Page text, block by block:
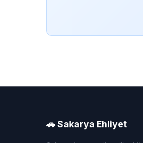
🚗 Sakarya Ehliyet